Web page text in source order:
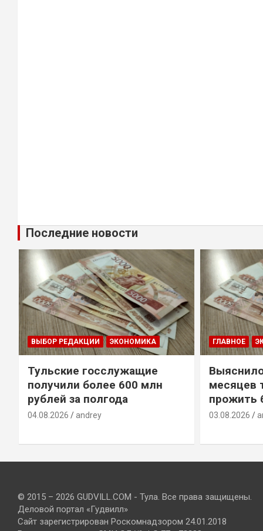
Последние новости
ВЫБОР РЕДАКЦИИ ЭКОНОМИКА
Тульские госслужащие
получили более 600 млн
рублей за полгода
04.08.2026 andrey
ГЛАВНОЕ
месяцев
прожить
03.08.2026
© 2015 – 2026 GUDVILL.COM - Тула. Все права защищены.
Деловой портал «Гудвилл»
Сайт зарегистрирован Роскомнадзором 24.01.2018